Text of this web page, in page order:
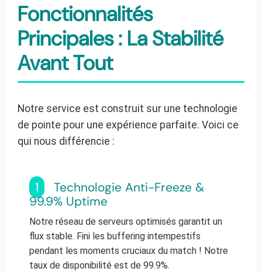
Fonctionnalités
Principales : La Stabilité
Avant Tout
Notre service est construit sur une technologie
de pointe pour une expérience parfaite. Voici ce
qui nous différencie :
1
Technologie Anti-Freeze &
99.9% Uptime
Notre réseau de serveurs optimisés garantit un
flux stable. Fini les buffering intempestifs
pendant les moments cruciaux du match ! Notre
taux de disponibilité est de 99.9%.